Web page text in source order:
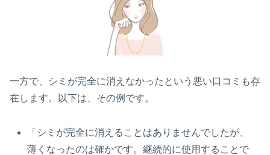
一方で、シミが完全に消えなかったという悪い口コミも存
在します。以下は、その例です。
「シミが完全に消えることはありませんでしたが、
薄くなったのは確かです。継続的に使用することで